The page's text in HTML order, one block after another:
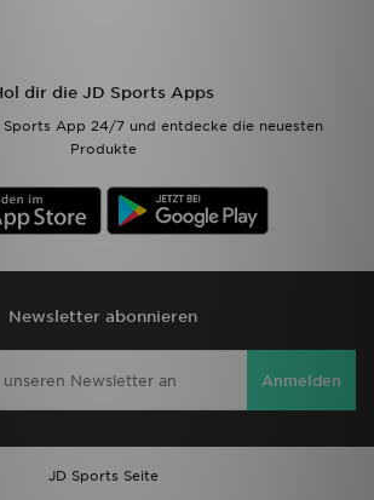
dir die JD Sports Apps
Sports App 24/7 und entdecke die neuesten
Produkte
Newsletter abonnieren
Anmelden
JD Sports Seite